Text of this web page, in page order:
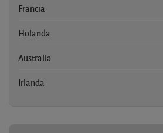
Francia
Holanda
Australia
Irlanda